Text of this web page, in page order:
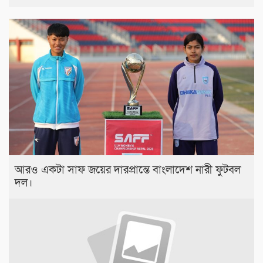
আরও একটা সাফ জয়ের দারপ্রান্তে বাংলাদেশ নারী ফুটবল
দল।